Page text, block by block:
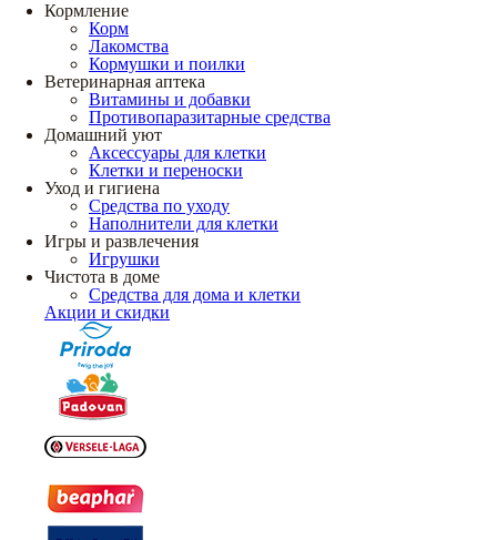
Кормление
Корм
Лакомства
Кормушки и поилки
Ветеринарная аптека
Витамины и добавки
Противопаразитарные средства
Домашний уют
Аксессуары для клетки
Клетки и переноски
Уход и гигиена
Средства по уходу
Наполнители для клетки
Игры и развлечения
Игрушки
Чистота в доме
Средства для дома и клетки
Акции и скидки